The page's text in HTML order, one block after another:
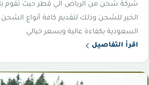
شركة شحن من الرياض الي قطر حيث تقوم
الخير للشحن وذلك لتقديم كافة أنواع
السعودية بكفاءة عالية وبسعر خيالي
اقرأ التفاصيل